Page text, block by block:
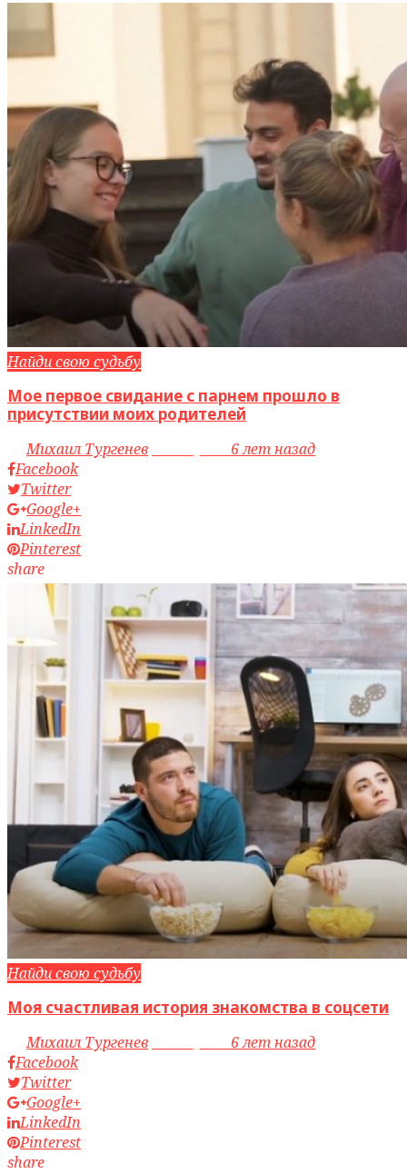
Найди свою судьбу
Мое первое свидание с парнем прошло в
присутствии моих родителей
byМихаил Тургенев
6 лет назад
Facebook
Twitter
Google+
LinkedIn
Pinterest
share
Найди свою судьбу
Моя счастливая история знакомства в соцсети
byМихаил Тургенев
6 лет назад
Facebook
Twitter
Google+
LinkedIn
Pinterest
share